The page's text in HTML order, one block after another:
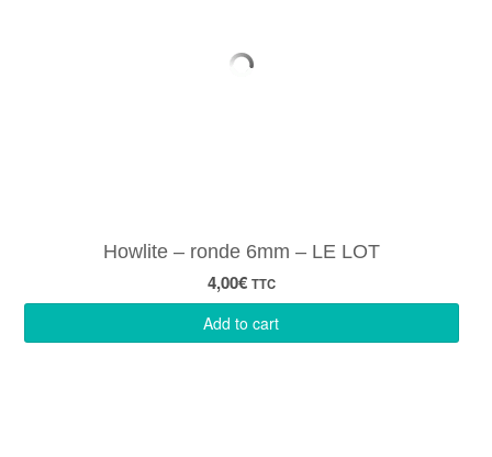
Howlite – ronde 6mm – LE LOT
4,00€ TTC
Add to cart